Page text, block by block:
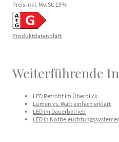
Preis inkl. MwSt. 19%
Produktdatenblatt
Weiterführende
LED Retrofit im Überblick
Lumen vs. Watt einfach erklärt
LED im Dauerbetrieb
LED in